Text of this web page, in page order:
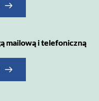
mailową i telefoniczną